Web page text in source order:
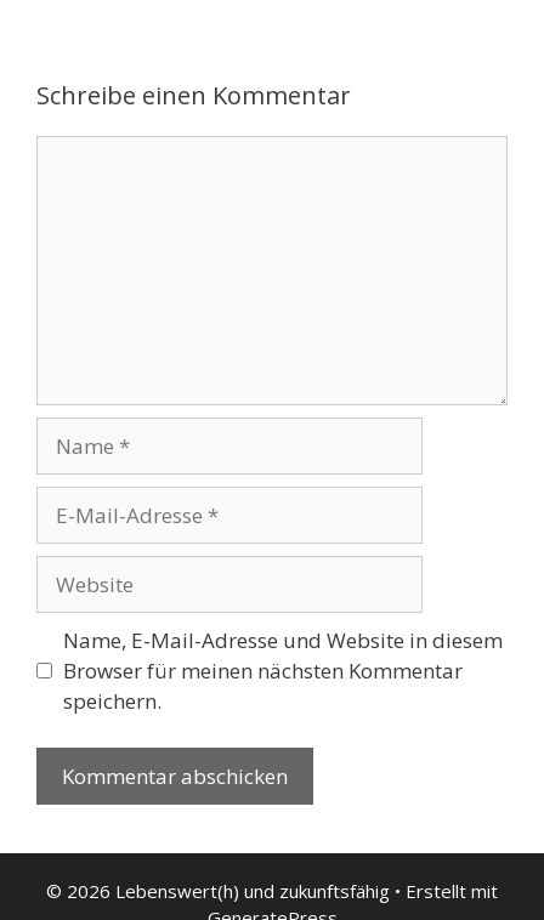
Schreibe einen Kommentar
Mail-
Adresse
Name, E-Mail-Adresse und Website in diesem
Browser für meinen nächsten Kommentar
speichern.
© 2026 Lebenswert(h) und zukunftsfähig • Erstellt mit